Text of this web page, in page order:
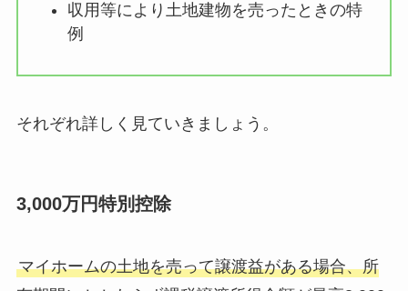
収用等により土地建物を売ったときの特
例
それぞれ詳しく見ていきましょう。
3,000万円特別控除
マイホームの土地を売って譲渡益がある場合、所